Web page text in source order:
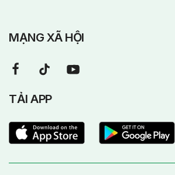
MẠNG XÃ HỘI
TẢI APP